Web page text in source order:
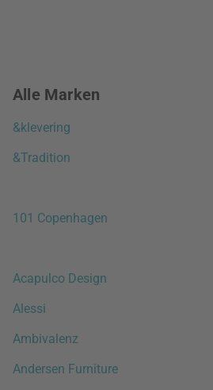
Alle Marken
&klevering
&Tradition
101 Copenhagen
Acapulco Design
Alessi
Ambivalenz
Andersen Furniture